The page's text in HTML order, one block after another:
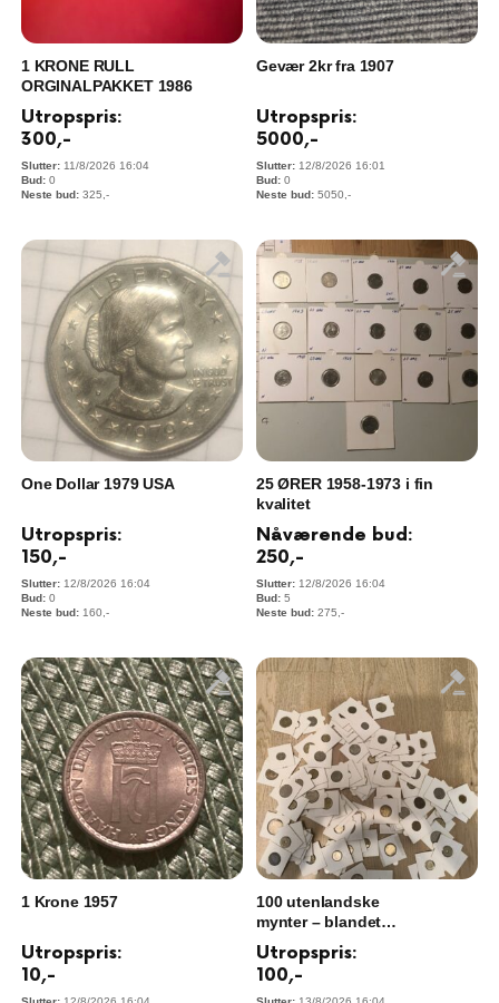
1 KRONE RULL
ORGINALPAKKET 1986
Utropspris:
300,-
11/8/2026 16:04
0
325 ,-
Gevær 2kr fra 1907
Utropspris:
5000,-
12/8/2026 16:01
0
5050 ,-
One Dollar 1979 USA
Utropspris:
150,-
12/8/2026 16:04
0
160 ,-
25 ØRER 1958-1973 i fin
kvalitet
Nåværende bud:
250,-
12/8/2026 16:04
5
275 ,-
1 Krone 1957
Utropspris:
10,-
100 utenlandske
mynter – blandet
samling i kapsler
Utropspris:
100,-